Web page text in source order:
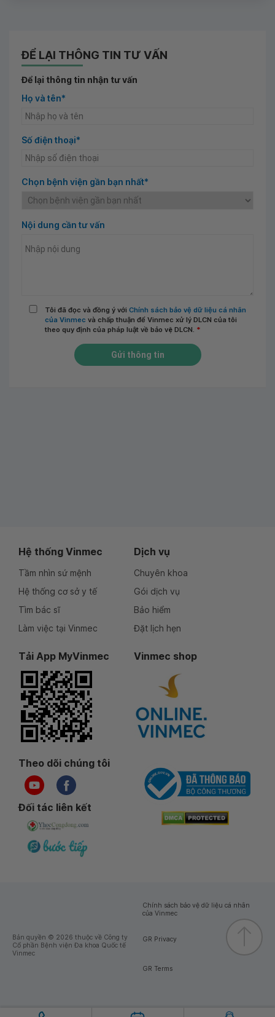
ĐỂ LẠI THÔNG TIN TƯ VẤN
Để lại thông tin nhận tư vấn
Họ và tên*
Số điện thoại*
Chọn bệnh viện gần bạn nhất*
Nội dung cần tư vấn
Tôi đã đọc và đồng ý với Chính sách bảo vệ dữ liệu cá nhân
của Vinmec và chấp thuận để Vinmec xử lý DLCN của tôi
theo quy định của pháp luật về bảo vệ DLCN. *
Gửi thông tin
Hệ thống Vinmec
Tầm nhìn sứ mệnh
Hệ thống cơ sở y tế
Tìm bác sĩ
Làm việc tại Vinmec
Dịch vụ
Chuyên khoa
Gói dịch vụ
Bảo hiểm
Đặt lịch hẹn
Tải App MyVinmec Vinmec shop
Theo dõi chúng tôi
Đối tác liên kết
Bản quyền © 2026 thuộc về Công ty
Cổ phần Bệnh viện Đa khoa Quốc tế
Vinmec
Chính sách bảo vệ dữ liệu cá nhân
của Vinmec
GR Privacy
GR Terms